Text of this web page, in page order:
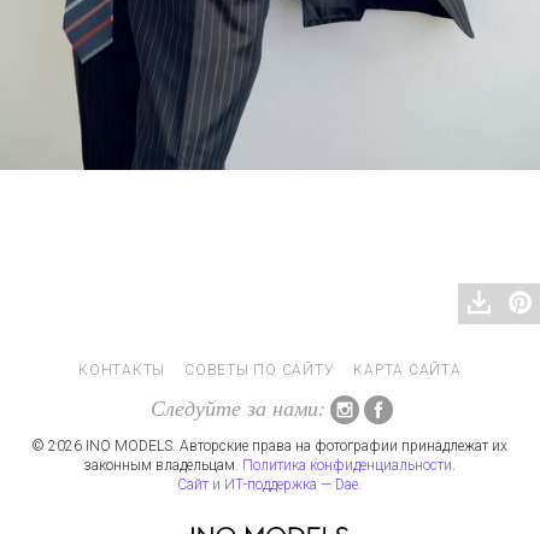
КОНТАКТЫ СОВЕТЫ ПО САЙТУ КАРТА САЙТА
Следуйте за нами:
© 2026 INO MODELS. Авторские права на фотографии принадлежат их
законным владельцам. Политика конфиденциальности.
Сайт и ИТ-поддержка — Dae.